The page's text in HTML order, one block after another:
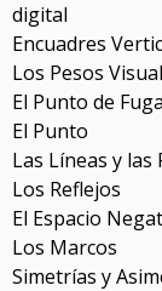
digital
Encuadres
Los Pesos
El Punto de Fuga
El Punto
Las Líneas y las
Los Reflejos
El Espacio
Los Marcos
Simetrías y